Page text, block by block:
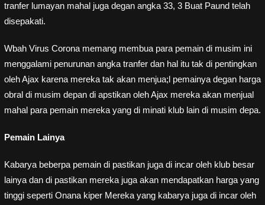
tranfer lumayan mahal juga degan angka 33, 3 Buat Paund telah
disepakati.
Wbah Virus Corona memang membua para pemain di musim ini
menggalami penurunan angka tranfer dan hal itu tak di pentingkan
oleh Ajax karena mereka tak akan menjua;l pemainya degan harga
obral di musim depan di apstikan oleh Ajax mereka akan menjual
mahal para pemain mereka yang di minati klub lain di musim depa.
Pemain Lainya
Kabarya beberpa pemain di pastikan juga di incar oleh klub besar
lainya dan di pastikan mereka juga akan mendapatkan harga yang
tinggi seperti Onana kiper Mereka yang kabarya juga di incar oleh